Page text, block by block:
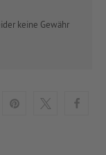
keine Gewähr